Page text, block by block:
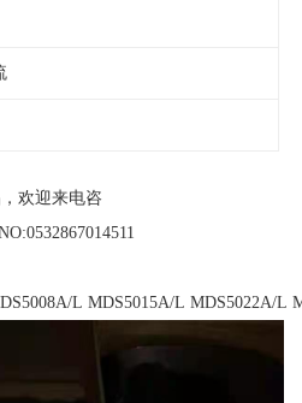
欢迎来电咨
L MDS5015A/L MDS5022A/